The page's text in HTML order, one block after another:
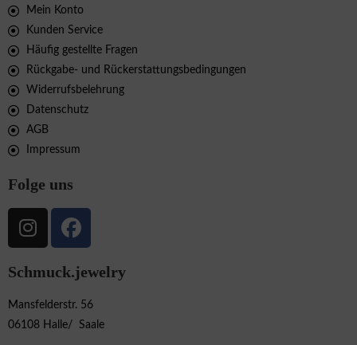
Mein Konto
Kunden Service
Häufig gestellte Fragen
Rückgabe- und Rückerstattungsbedingungen
Widerrufsbelehrung
Datenschutz
AGB
Impressum
Folge uns
Schmuck.jewelry
Mansfelderstr. 56
06108 Halle/ Saale